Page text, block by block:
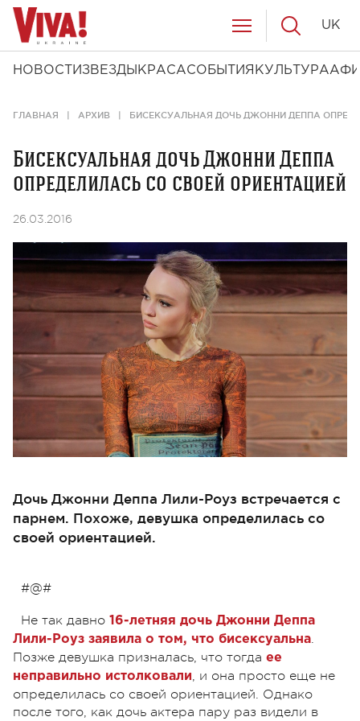
НОВОСТИ ЗВЕЗДЫ КРАСАСОБЫТИЯ КУЛЬТУРА
UK
ГЛАВНАЯ АРХИВ БИСЕКСУАЛЬНАЯ ДОЧЬ ДЖОННИ ДЕППА
Бисексуальная дочь Джонни Деппа
определилась со своей ориентацией
26.03.2016
Дочь Джонни Деппа Лили-Роуз встречается с
парнем. Похоже, девушка определилась со
своей ориентацией.
#@#
Не так давно 16-летняя дочь Джонни Деппа
Лили-Роуз заявила о том, что бисексуальна.
Позже девушка призналась, что тогда ее
неправильно истолковали, и она просто еще не
определилась со своей ориентацией. Однако
после того, как дочь актера пару раз видели в